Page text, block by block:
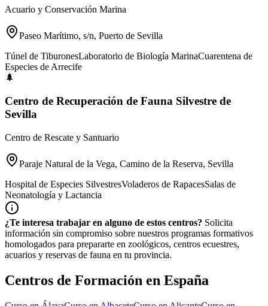
Acuario y Conservación Marina
Paseo Marítimo, s/n, Puerto de Sevilla
Túnel de TiburonesLaboratorio de Biología MarinaCuarentena de
Especies de Arrecife
🌲
Centro de Recuperación de Fauna Silvestre de
Sevilla
Centro de Rescate y Santuario
Paraje Natural de la Vega, Camino de la Reserva, Sevilla
Hospital de Especies SilvestresVoladeros de RapacesSalas de
Neonatología y Lactancia
¿Te interesa trabajar en alguno de estos centros? Solicita
información sin compromiso sobre nuestros programas formativos
homologados para prepararte en zoológicos, centros ecuestres,
acuarios y reservas de fauna en tu provincia.
Centros de Formación en España